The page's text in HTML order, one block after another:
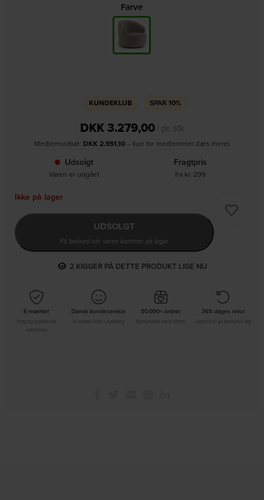
Farve
KUNDEKLUB SPAR 10%
DKK3.279,00/ pr. stk
Medlemsrabat: DKK 2.951,10– kun for medlemmer (læs mere)
Udsolgt
Varen er udgået
Fragtpris
fra kr. 299
Ikke på lager
UDSOLGT
Få besked når varen kommer på lager
4 KIGGER PÅ DETTE PRODUKT LIGE NU
E-mærket
Tryg og godkendt
Dansk kundeservice
Vi sidder klar i Aalborg
50.000+ ordrer
Behandlet med omhu
365 dages retur
God tid til at beslutte dig